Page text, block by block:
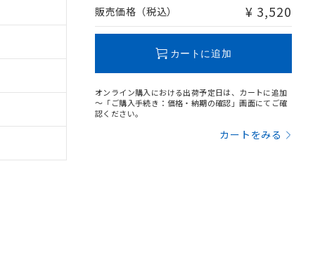
販売価格（税込） ¥ 3,520
カートに追加
オンライン購入における出荷予定日は、カートに追加
～「ご購入手続き：価格・納期の確認」画面にてご確
認ください。
カートをみる